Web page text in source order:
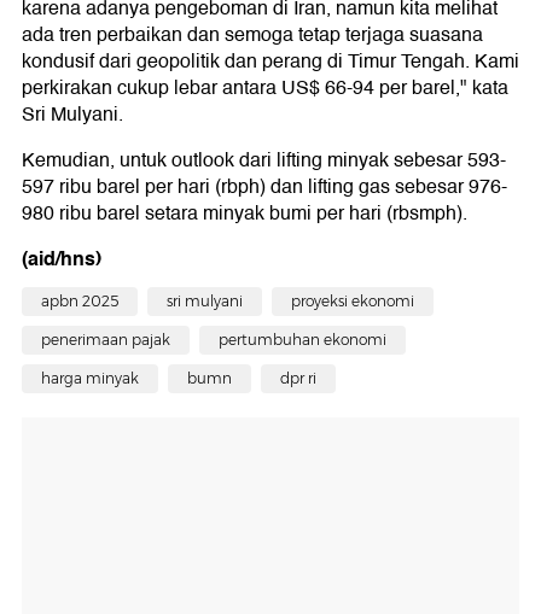
karena adanya pengeboman di Iran, namun kita melihat
ada tren perbaikan dan semoga tetap terjaga suasana
kondusif dari geopolitik dan perang di Timur Tengah. Kami
perkirakan cukup lebar antara US$ 66-94 per barel," kata
Sri Mulyani.
Kemudian, untuk outlook dari lifting minyak sebesar 593-
597 ribu barel per hari (rbph) dan lifting gas sebesar 976-
980 ribu barel setara minyak bumi per hari (rbsmph).
(aid/hns)
apbn 2025 sri mulyani proyeksi ekonomi
penerimaan pajak pertumbuhan ekonomi
harga minyak bumn dpr ri